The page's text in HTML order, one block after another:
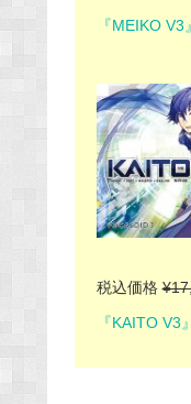
『MEIKO
税込価格
『KAITO V3